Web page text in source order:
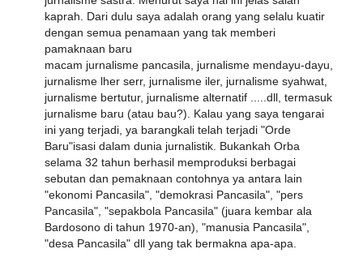
kaprah. Dari dulu saya adalah orang yang selalu kuatir
dengan semua penamaan yang tak memberi
pamaknaan baru
macam jurnalisme pancasila, jurnalisme mendayu-dayu,
jurnalisme lher serr, jurnalisme iler, jurnalisme syahwat,
jurnalisme bertutur, jurnalisme alternatif .....dll, termasuk
jurnalisme baru (atau bau?). Kalau yang saya tengarai
ini yang terjadi, ya barangkali telah terjadi "Orde
Baru"isasi dalam dunia jurnalistik. Bukankah Orba
selama 32 tahun berhasil memproduksi berbagai
sebutan dan pemaknaan contohnya ya antara lain
"ekonomi Pancasila", "demokrasi Pancasila", "pers
Pancasila", "sepakbola Pancasila" (juara kembar ala
Bardosono di tahun 1970-an), "manusia Pancasila",
"desa Pancasila" dll yang tak bermakna apa-apa.